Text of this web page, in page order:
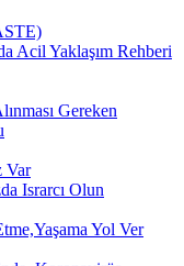
Acil Yaklaşım Rehberi
Gereken
Var
Israrcı Olun
Yol Ver